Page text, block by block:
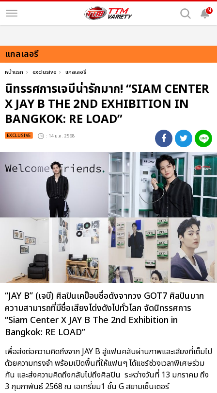
N
แกลเลอรี
หน้าแรก exclusive แกลเลอรี
นิทรรศการเจบีน่ารักมาก! “SIAM CENTER
X JAY B THE 2ND EXHIBITION IN
BANGKOK: RE LOAD”
EXCLUSIVE : 14 ม.ค. 2568
“JAY B” (เจบี) ศิลปินเคป็อบชื่อดังจากวง GOT7 ศิลปินมาก
ความสามารถที่มีชื่อเสียงโด่งดังไปทั่วโลก จัดนิทรรศการ
“Siam Center X JAY B The 2nd Exhibition in
Bangkok: RE LOAD”
เพื่อส่งต่อความคิดถึงจาก JAY B สู่แฟนคลับผ่านภาพและเสียงที่เต็มไป
ด้วยความทรงจำ พร้อมเปิดพื้นที่ให้แฟนๆ ได้แชร์ช่วงเวลาพิเศษร่วม
กัน และส่งความคิดถึงกลับไปถึงศิลปิน ระหว่างวันที่ 13 มกราคม ถึง
3 กุมภาพันธ์ 2568 ณ เอเทรี่ยม1 ชั้น G สยามเซ็นเตอร์